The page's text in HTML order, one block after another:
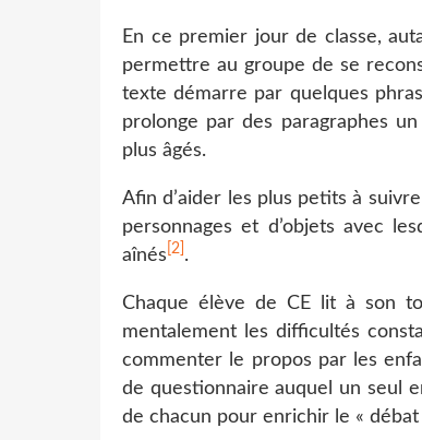
En ce premier jour de classe,
permettre au groupe de se
texte démarre par quelques
prolonge par des paragraphes
plus âgés.
Afin d’aider les plus petits à
personnages et d’objets avec
aînés [2] .
Chaque élève de CE lit à son
mentalement les difficultés
commenter le propos par les
de questionnaire auquel un seul
de chacun pour enrichir le «